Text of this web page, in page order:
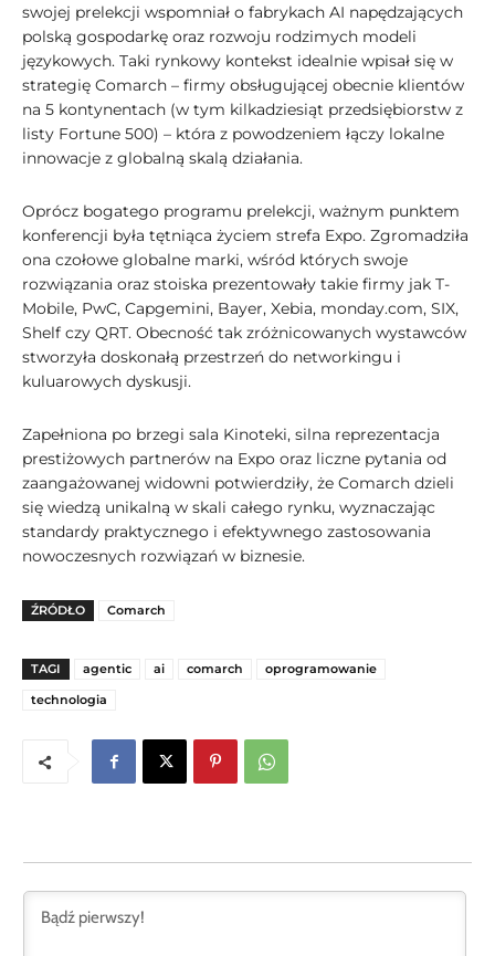
swojej prelekcji wspomniał o fabrykach AI napędzających
polską gospodarkę oraz rozwoju rodzimych modeli
językowych. Taki rynkowy kontekst idealnie wpisał się w
strategię Comarch – firmy obsługującej obecnie klientów
na 5 kontynentach (w tym kilkadziesiąt przedsiębiorstw z
listy Fortune 500) – która z powodzeniem łączy lokalne
innowacje z globalną skalą działania.
Oprócz bogatego programu prelekcji, ważnym punktem
konferencji była tętniąca życiem strefa Expo. Zgromadziła
ona czołowe globalne marki, wśród których swoje
rozwiązania oraz stoiska prezentowały takie firmy jak T-
Mobile, PwC, Capgemini, Bayer, Xebia, monday.com, SIX,
Shelf czy QRT. Obecność tak zróżnicowanych wystawców
stworzyła doskonałą przestrzeń do networkingu i
kuluarowych dyskusji.
Zapełniona po brzegi sala Kinoteki, silna reprezentacja
prestiżowych partnerów na Expo oraz liczne pytania od
zaangażowanej widowni potwierdziły, że Comarch dzieli
się wiedzą unikalną w skali całego rynku, wyznaczając
standardy praktycznego i efektywnego zastosowania
nowoczesnych rozwiązań w biznesie.
ŹRÓDŁO Comarch
TAGI agentic ai comarch
oprogramowanie
technologia